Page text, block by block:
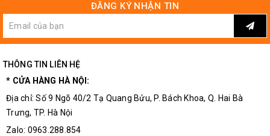
Tất cả các sản phẩm mà khách hàng có vấn đề về chất lượng
hoặc cách sử dụng hãy liên hệ trực tiếp đến trung tâm bảo hành
củaLinh Kiện Điện Tử 3M
Linh kiện điện tử 3M
Địa chỉ: Số 9 Ngõ 40/2 Tạ Quang Bửu, Bách Khoa, Hai Bà Trưng,
Tp Hà Nội.
ĐĂNG KÝ NHẬN TIN
THÔNG TIN LIÊN HỆ
* CỬA HÀNG HÀ NỘI:
Địa chỉ: Số 9 Ngõ 40/2 Tạ Quang Bửu, P. Bách Khoa, Q. Hai Bà
Trưng, TP. Hà Nội
Zalo: 0963.288.854